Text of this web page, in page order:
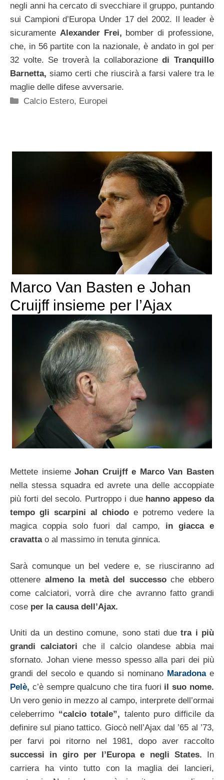
negli anni ha cercato di svecchiare il gruppo, puntando
sui Campioni d’Europa Under 17 del 2002. Il leader è
sicuramente Alexander Frei, bomber di professione,
che, in 56 partite con la nazionale, è andato in gol per
32 volte. Se troverà la collaborazionedi Tranquillo
Barnetta, siamo certi che riuscirà a farsi valere tra le
maglie delle difese avversarie.
Categorie
Calcio Estero, Europei
Marco Van Basten e Johan
Cruijff insieme per l’Ajax
Mettete insiemeJohan Cruijff e Marco Van Basten
nella stessa squadra ed avrete una delle accoppiate
più forti del secolo. Purtroppo i due hanno appeso da
tempo gli scarpini al chiodo e potremo vedere la
magica coppia solo fuori dal campo, in giacca e
cravatta o al massimo in tenuta ginnica.
Sarà comunque un bel vedere e, se riusciranno ad
ottenere almeno la metà del successoche ebbero
come calciatori, vorrà dire che avranno fatto grandi
cose per la causa dell’Ajax.
Uniti da un destino comune, sono stati duetra i più
grandi calciatori che il calcio olandese abbia mai
sfornato. Johan viene messo spesso alla pari dei più
grandi del secolo e quando si nominano Maradonae
Pelè, c’è sempre qualcuno che tira fuori il suo nome.
Un vero genio in mezzo al campo, interprete dell’ormai
celeberrimo “calcio totale”, talento puro difficile da
definire sul piano tattico. Giocò nell’Ajax dal ’65 al ’73,
per farvi poi ritorno nel 1981, dopo aver raccolto
successi in giro per l’Europa e negli States. In
carriera ha vinto tutto con la maglia dei lancieri,